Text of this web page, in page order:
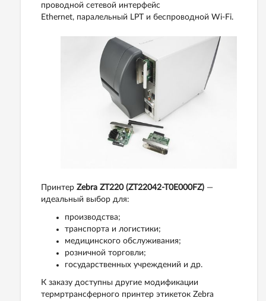
проводной сетевой интерфейс
Ethernet, паралельный LPT и беспроводной Wi-Fi.
Принтер Zebra ZT220 (ZT22042-T0E000FZ) —
идеальный выбор для:
производства;
транспорта и логистики;
медицинского обслуживания;
розничной торговли;
государственных учреждений и др.
К заказу доступны другие модификации
термртрансферного принтер этикеток Zebra